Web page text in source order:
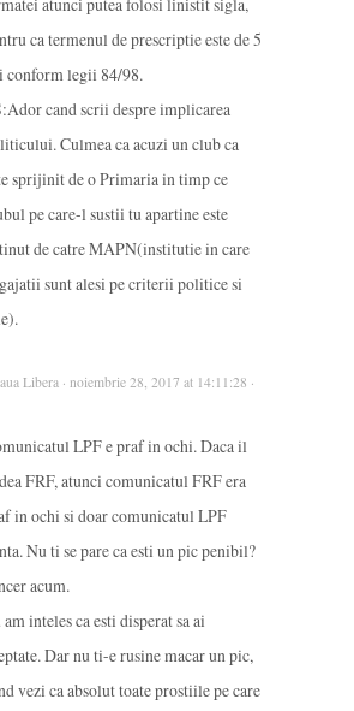
ca termenul de prescriptie este de 5
conform legii 84/98.
cand scrii despre implicarea
Culmea ca acuzi un club ca
sprijinit de o Primaria in timp ce
pe care-l sustii tu apartine este
de catre MAPN(institutie in care
sunt alesi pe criterii politice si
Libera · noiembrie 28, 2017 at 14:11:28 ·
LPF e praf in ochi. Daca il
FRF, atunci comunicatul FRF era
in ochi si doar comunicatul LPF
Nu ti se pare ca esti un pic penibil?
acum.
am inteles ca esti disperat sa ai
Dar nu ti-e rusine macar un pic,
vezi ca absolut toate prostiile pe care